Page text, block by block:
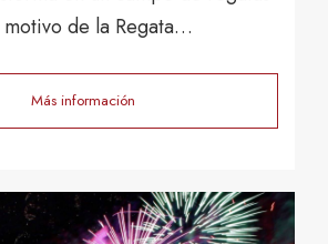
de la Regata…
Más información